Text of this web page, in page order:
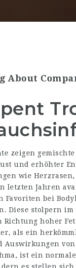
About
zeigen
und erhöhter
wie Herzrasen,
letzten Jahren
Favoriten bei
Diese stolpern
Richtung hoher
als ein
Auswirkungen
ist ein